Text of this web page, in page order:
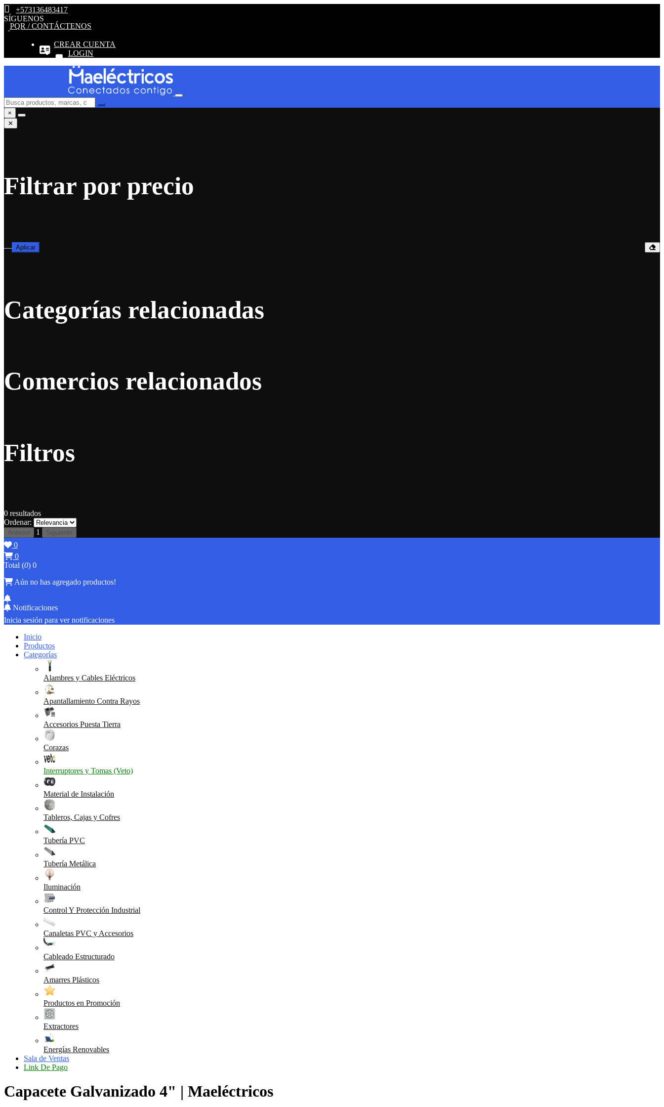
+573136483417
SÍGUENOS
PQR / CONTÁCTENOS
CREAR CUENTA
LOGIN
×
✕
Filtrar por precio
— Aplicar
Categorías relacionadas
Comercios relacionados
Filtros
0 resultados
Ordenar:
Anterior 1 Siguiente
0
0
Total (0) 0
Aún no has agregado productos!
Notificaciones
Inicia sesión para ver notificaciones
Inicio
Productos
Categorías
Alambres y Cables Eléctricos
Apantallamiento Contra Rayos
Accesorios Puesta Tierra
Corazas
Interruptores y Tomas (Veto)
Material de Instalación
Tableros, Cajas y Cofres
Tubería PVC
Tubería Metálica
Iluminación
Control Y Protección Industrial
Canaletas PVC y Accesorios
Cableado Estructurado
Amarres Plásticos
Productos en Promoción
Extractores
Energías Renovables
Sala de Ventas
Link De Pago
Capacete Galvanizado 4" | Maeléctricos